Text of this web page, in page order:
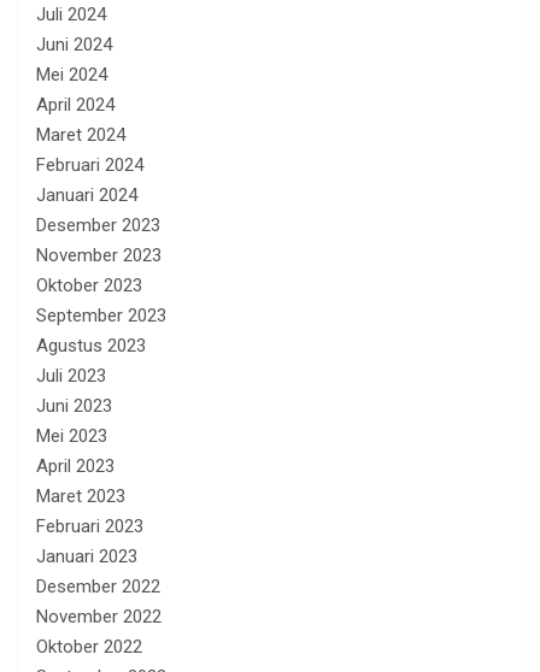
Juli 2024
Juni 2024
Mei 2024
April 2024
Maret 2024
Februari 2024
Januari 2024
Desember 2023
November 2023
Oktober 2023
September 2023
Agustus 2023
Juli 2023
Juni 2023
Mei 2023
April 2023
Maret 2023
Februari 2023
Januari 2023
Desember 2022
November 2022
Oktober 2022